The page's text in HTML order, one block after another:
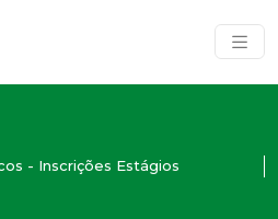
- Inscrições Estágios